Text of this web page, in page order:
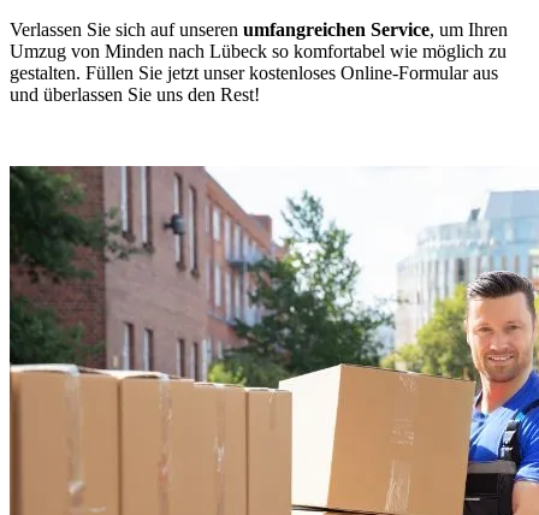
Verlassen Sie sich auf unseren umfangreichen Service, um Ihren
Umzug von Minden nach Lübeck so komfortabel wie möglich zu
gestalten. Füllen Sie jetzt unser kostenloses Online-Formular aus
und überlassen Sie uns den Rest!